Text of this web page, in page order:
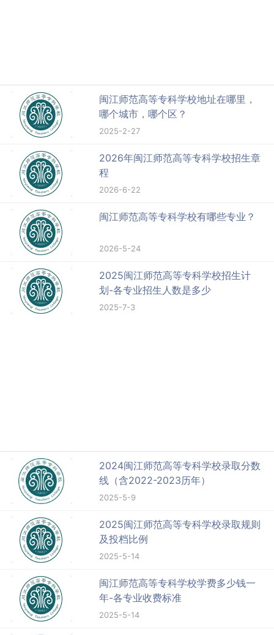
闽江师范高等专科学校地址在哪里，
哪个城市，哪个区？
2025-2-27
2026年闽江师范高等专科学校招生章
程
2026-6-22
闽江师范高等专科学校有哪些专业？
2026-5-24
2025闽江师范高等专科学校招生计
划-各专业招生人数是多少
2025-7-3
2024闽江师范高等专科学校录取分数
线（含2022-2023历年）
2025-5-9
2025闽江师范高等专科学校录取规则
及投档比例
2025-5-14
闽江师范高等专科学校学费多少钱一
年-各专业收费标准
2025-5-14